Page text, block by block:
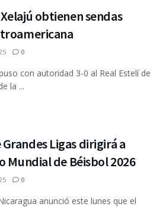
obtienen sendas
0
con autoridad 3-0 al Real Estelí de
la ...
Ligas dirigirá a
Mundial de Béisbol 2026
0
anunció este lunes que el